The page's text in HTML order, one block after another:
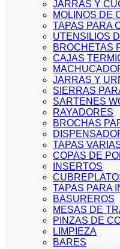
JARRAS Y
MOLINOS DE
TAPAS PARA
UTENSILIOS
BROCHETAS
CAJAS
JARRAS Y
SIERRAS
SARTENES
RAYADORES
BROCHAS
TAPAS
COPAS DE
INSERTOS
TAPAS PARA
BASUREROS
MESAS DE
PINZAS DE
LIMPIEZA
BARES